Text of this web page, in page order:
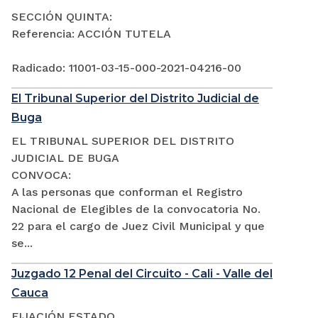
SECCIÓN QUINTA:
Referencia: ACCIÓN TUTELA
Radicado: 11001-03-15-000-2021-04216-00
El Tribunal Superior del Distrito Judicial de
Buga
EL TRIBUNAL SUPERIOR DEL DISTRITO
JUDICIAL DE BUGA
CONVOCA:
A las personas que conforman el Registro
Nacional de Elegibles de la convocatoria No.
22 para el cargo de Juez Civil Municipal y que
se...
Juzgado 12 Penal del Circuito - Cali - Valle del
Cauca